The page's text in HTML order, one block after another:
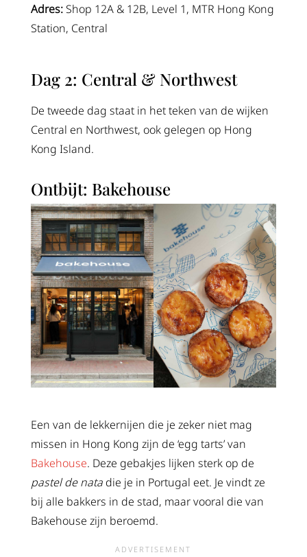
Adres:Shop 12A & 12B, Level 1, MTR Hong Kong
Station, Central
Dag 2: Central & Northwest
De tweede dag staat in het teken van de wijken
Central en Northwest, ook gelegen op Hong
Kong Island.
Ontbijt: Bakehouse
Een van de lekkernijen die je zeker niet mag
missen in Hong Kong zijn de ‘egg tarts’ van
Bakehouse. Deze gebakjes lijken sterk op de
pastel de natadie je in Portugal eet. Je vindt ze
bij alle bakkers in de stad, maar vooral die van
Bakehouse zijn beroemd.